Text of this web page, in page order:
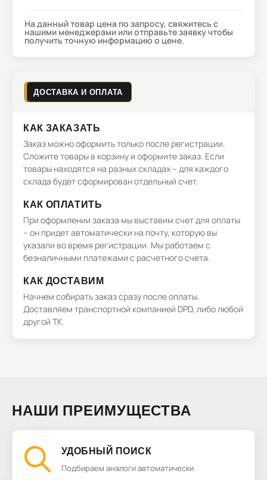
На данный товар цена по запросу, свяжитесь с
нашими менеджерами или отправьте заявку чтобы
получить точную информацию о цене.
ДОСТАВКА И ОПЛАТА
КАК ЗАКАЗАТЬ
Заказ можно оформить только после регистрации.
Сложите товары в корзину и оформите заказ. Если
товары находятся на разных складах – для каждого
склада будет сформирован отдельный счет.
КАК ОПЛАТИТЬ
При оформлении заказа мы выставим счет для оплаты
– он придет автоматически на почту, которую вы
указали во время регистрации. Мы работаем с
безналичными платежами с расчетного счета.
КАК ДОСТАВИМ
Начнем собирать заказ сразу после оплаты.
Доставляем транспортной компанией DPD, либо любой
другой ТК.
НАШИ ПРЕИМУЩЕСТВА
УДОБНЫЙ ПОИСК
Подбираем аналоги автоматически